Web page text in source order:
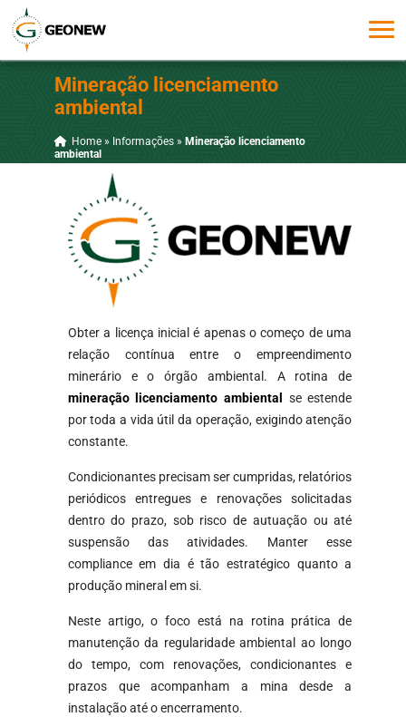
Mineração licenciamento
ambiental
Home» Informações » Mineração licenciamento
ambiental
Obter a licença inicial é apenas o começo de uma
relação contínua entre o empreendimento
minerário e o órgão ambiental. A rotina de
mineração licenciamento ambiental
se estende
por toda a vida útil da operação, exigindo atenção
constante.
Condicionantes precisam ser cumpridas, relatórios
periódicos entregues e renovações solicitadas
dentro do prazo, sob risco de autuação ou até
suspensão das atividades. Manter esse
compliance em dia é tão estratégico quanto a
produção mineral em si.
Neste artigo, o foco está na rotina prática de
manutenção da regularidade ambiental ao longo
do tempo, com renovações, condicionantes e
prazos que acompanham a mina desde a
instalação até o encerramento.